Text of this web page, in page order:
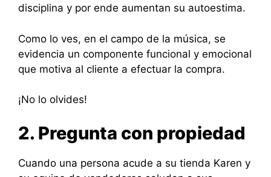
disciplina y por ende aumentan su autoestima.
Como lo ves, en el campo de la música, se
evidencia un componente funcional y emocional
que motiva al cliente a efectuar la compra.
¡No lo olvides!
2. Pregunta con propiedad
Cuando una persona acude a su tienda Karen y